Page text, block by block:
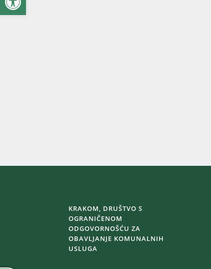
KRAKOM, DRUŠTVO S
OGRANIČENOM
ODGOVORNOŠĆU ZA
OBAVLJANJE KOMUNALNIH
USLUGA